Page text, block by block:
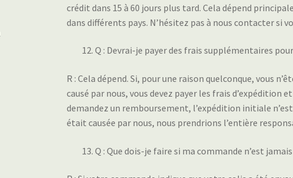
crédit dans 15 à 60 jours plus tard. Cela dépend
dans différents pays. N’hésitez pas à nous contacter si
Q : Devrai-je payer des frais supplémentaires
R : Cela dépend. Si, pour une raison quelconque, vous
causé par nous, vous devez payer les frais d’expédition
demandez un remboursement, l’expédition initiale
était causée par nous, nous prendrions l’entière
Q : Que dois-je faire si ma commande n’est